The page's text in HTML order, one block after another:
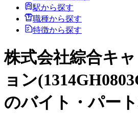
駅から探す
職種から探す
特徴から探す
株式会社綜合キ
ョン
のバイト・パー